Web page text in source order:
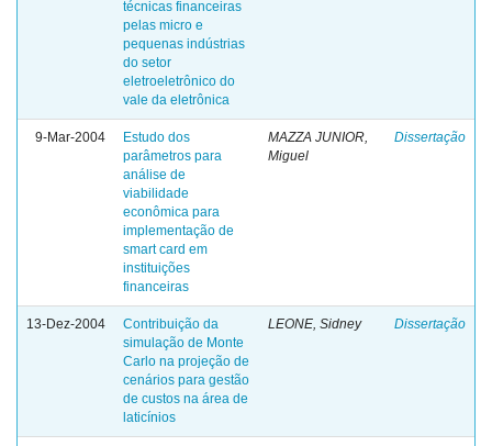
técnicas financeiras
pelas micro e
pequenas indústrias
do setor
eletroeletrônico do
vale da eletrônica
9-Mar-2004
Estudo dos
parâmetros para
análise de
viabilidade
econômica para
implementação de
smart card em
instituições
financeiras
MAZZA JUNIOR,
Miguel
Dissertação
13-Dez-2004
Contribuição da
simulação de Monte
Carlo na projeção de
cenários para gestão
de custos na área de
laticínios
LEONE, Sidney Dissertação